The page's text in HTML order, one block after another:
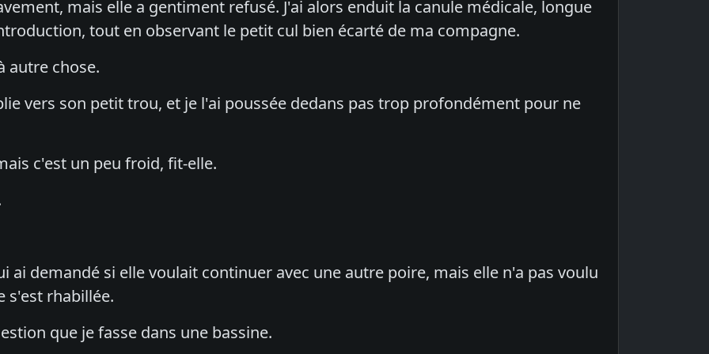
mais elle a gentiment refusé. J'ai alors enduit la canule médicale, longue
tout en observant le petit cul bien écarté de ma compagne.
autre chose.
vers son petit trou, et je l'ai poussée dedans pas trop profondément pour ne
c'est un peu froid, fit-elle.
ai demandé si elle voulait continuer avec une autre poire, mais elle n'a pas voulu
s'est rhabillée.
que je fasse dans une bassine.